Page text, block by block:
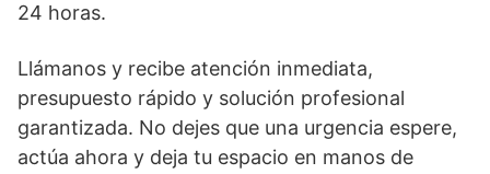
24 horas.
Llámanos y recibe atención inmediata,
presupuesto rápido y solución profesional
garantizada. No dejes que una urgencia espere,
actúa ahora y deja tu espacio en manos de